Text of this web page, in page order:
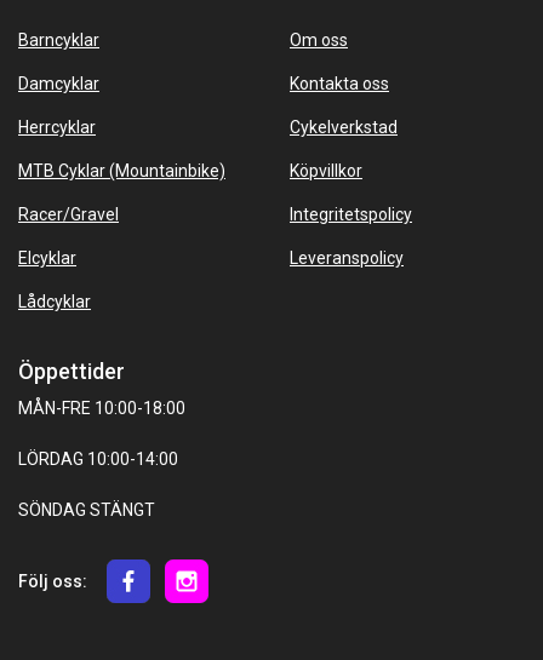
Barncyklar
Damcyklar
Herrcyklar
MTB Cyklar (Mountainbike)
Racer/Gravel
Elcyklar
Lådcyklar
Om oss
Kontakta oss
Cykelverkstad
Köpvillkor
Integritetspolicy
Leveranspolicy
Öppettider
MÅN-FRE 10:00-18:00
LÖRDAG 10:00-14:00
SÖNDAG STÄNGT
Följ oss: